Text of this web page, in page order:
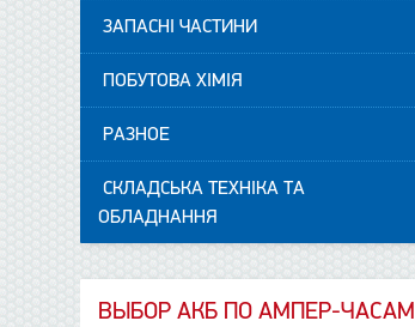
ЗАПАСНІ ЧАСТИНИ
ПОБУТОВА ХІМІЯ
РАЗНОЕ
СКЛАДСЬКА ТЕХНІКА ТА
ОБЛАДНАННЯ
ВЫБОР АКБ ПО АМПЕР-ЧАСАМ